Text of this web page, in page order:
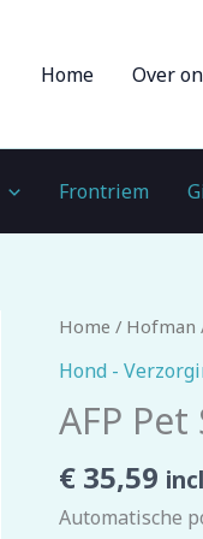
Home Over
Frontriem
Home / Hofman
Hond -
AFP
€ 35,59
Automatische
AFP
Pet
Automatic
Cleaner
aantal